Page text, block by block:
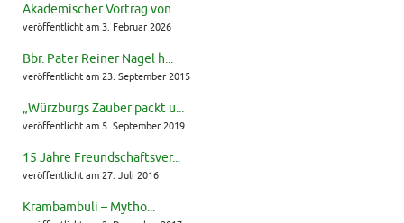
Akademischer Vortrag von...
veröffentlicht am 3. Februar 2026
Bbr. Pater Reiner Nagel h...
veröffentlicht am 23. September 2015
„Würzburgs Zauber packt u...
veröffentlicht am 5. September 2019
15 Jahre Freundschaftsver...
veröffentlicht am 27. Juli 2016
Krambambuli – Mytho...